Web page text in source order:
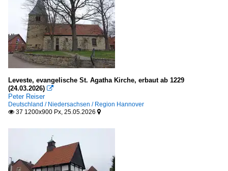
Leveste, evangelische St. Agatha Kirche, erbaut ab 1229
(24.03.2026) 
Peter Reiser
Deutschland / Niedersachsen / Region Hannover
 37 1200x900 Px, 25.05.2026 